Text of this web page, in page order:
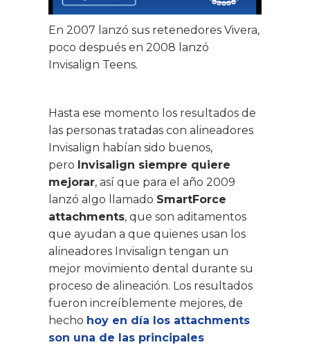
En 2007 lanzó sus retenedores Vivera,
poco después en 2008 lanzó
Invisalign Teens.
Hasta ese momento los resultados de
las personas tratadas con alineadores
Invisalign habían sido buenos,
pero Invisalign siempre quiere
mejorar, así que para el año 2009
lanzó algo llamado SmartForce
attachments, que son aditamentos
que ayudan a que quienes usan los
alineadores Invisalign tengan un
mejor movimiento dental durante su
proceso de alineación. Los resultados
fueron increíblemente mejores, de
hecho hoy en día los attachments
son una de las principales